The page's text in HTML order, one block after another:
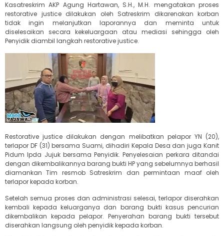
Kasatreskrim AKP Agung Hartawan, S.H., M.H. mengatakan proses
restorative justice dilakukan oleh Satreskrim dikarenakan korban
tidak ingin melanjutkan laporannya dan meminta untuk
diselesaikan secara kekeluargaan atau mediasi sehingga oleh
Penyidik diambil langkah restorative justice.
Restorative justice dilakukan dengan melibatkan pelapor YN (20),
terlapor DF (31) bersama Suami, dihadiri Kepala Desa dan juga Kanit
Pidum Ipda Jujuk bersama Penyidik. Penyelesaian perkara ditandai
dengan dikembalikannya barang bukti HP yang sebelumnya berhasil
diamankan Tim resmob Satreskrim dan permintaan maaf oleh
terlapor kepada korban.
Setelah semua proses dan administrasi selesai, terlapor diserahkan
kembali kepada keluarganya dan barang bukti kasus pencurian
dikembalikan kepada pelapor. Penyerahan barang bukti tersebut
diserahkan langsung oleh penyidik kepada korban.